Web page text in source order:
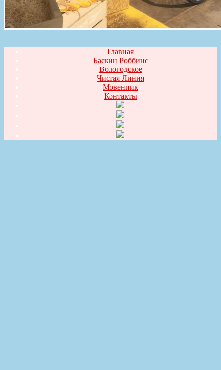
Главная
Баскин Роббинс
Вологодское
Чистая Линия
Мовенпик
Контакты